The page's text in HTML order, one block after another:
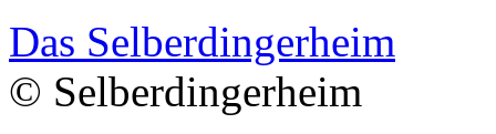
Das Selberdingerheim
© Selberdingerheim